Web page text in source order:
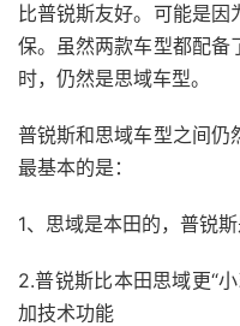
比普锐斯友好。可能是
保。虽然两款车型都配备
时，仍然是思域车型。
普锐斯和思域车型之间仍
最基本的是：
1、思域是本田的，普锐斯
2.普锐斯比本田思域更“
加技术功能